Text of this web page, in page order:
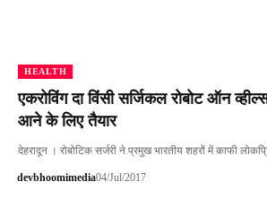
HEALTH
एकरोविंग दा विंसी सर्जिकल रोबोट ऑन
आने के लिए तैयार
देहरादून । रोबोटिक सर्जरी ने प्रमुख भारतीय शहरों में काफी
devbhoomimedia04/Jul/2017